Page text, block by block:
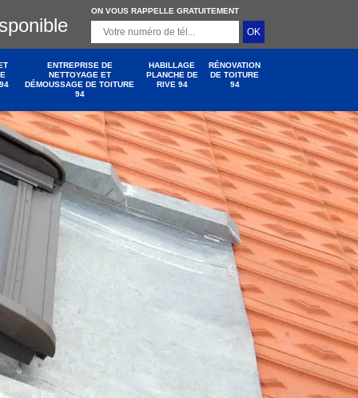
ON VOUS RAPPELLE GRATUITEMENT
ENTREPRISE DE
NETTOYAGE ET
DÉMOUSSAGE DE TOITURE
94
HABILLAGE
PLANCHE DE
RIVE 94
RÉNOVATION
DE TOITURE
94